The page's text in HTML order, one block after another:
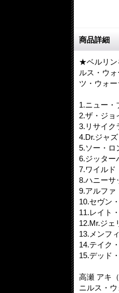
商品詳細
★ベルリン
ルス・ウ
ツ・ウォ
1.ニュー・
2.ザ・ジョ
3.リサイク
4.Dr.ジャズ
5.ソー・ロ
6.ジッター
7.ワイルド
8.ハニーサ
9.アルファ
10.セヴン
11.レイト
12.Mr.ジェ
13.メンフ
14.テイク
15.デッド
高瀬 アキ（
ニルス・ウ